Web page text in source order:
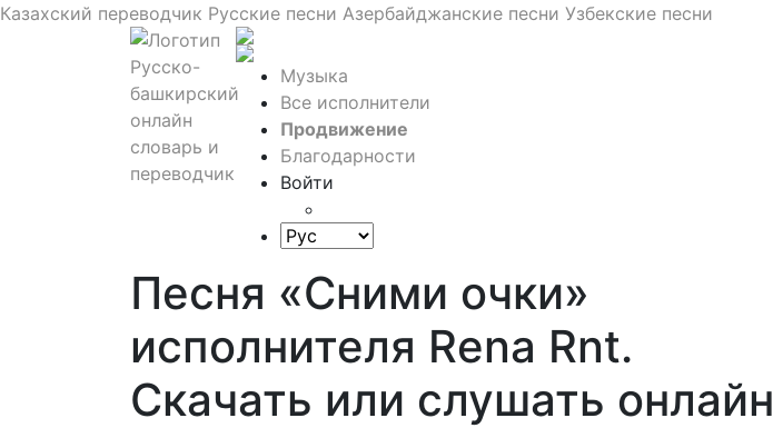
Казахский переводчик Русские песни Азербайджанские песни Узбекские песни
Музыка
Все исполнители
Продвижение
Благодарности
Войти
Песня «Сними очки»
исполнителя Rena Rnt.
Скачать или слушать онлайн